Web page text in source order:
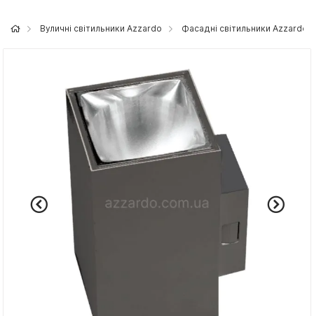
Вуличні світильники Azzardo Фасадні світильники Azzardo